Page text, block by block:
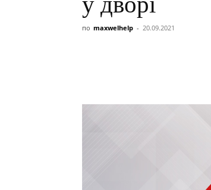
по maxwelhelp - 20.09.2021